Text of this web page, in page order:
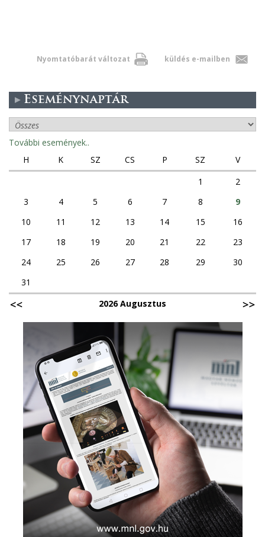
Nyomtatóbarát változat küldés e-mailben
Eseménynaptár
További események..
H
K SZ CS P SZ
V
1
2
3
4 5 6 7 8
9
10
11 12 13 14 15
16
17
18 19 20 21 22
23
24
25 26 27 28 29
30
31
2026 Augusztus